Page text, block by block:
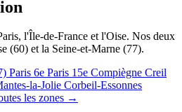
l'Île-de-France et l'Oise. Nos deux
(60) et la Seine-et-Marne (77).
Paris 6e Paris 15e Compiègne Creil
la-Jolie Corbeil-Essonnes
les zones →